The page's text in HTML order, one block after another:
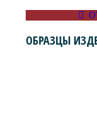
ОБРАЗЦЫ